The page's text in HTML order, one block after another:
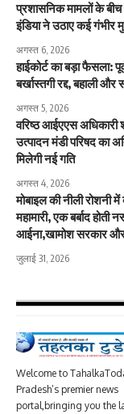
प्रशासनिक मामलों के
इंडिया ने उठाए कई गंभीर
अगस्त 6, 2026
हाईकोर्ट का बड़ा फैसला:
बर्खास्तगी रद्द, बहाली
अगस्त 5, 2026
वरिष्ठ आईएएस अधिकारी
उत्पादन मंडी परिषद का
मिलेगी नई गति
अगस्त 4, 2026
मोबाइल की नीली रोशनी
महामारी, एक बर्बाद
आईना,खामोश सरकार
जुलाई 31, 2026
Welcome to
Pradesh’s premier news
portal,bringing you the